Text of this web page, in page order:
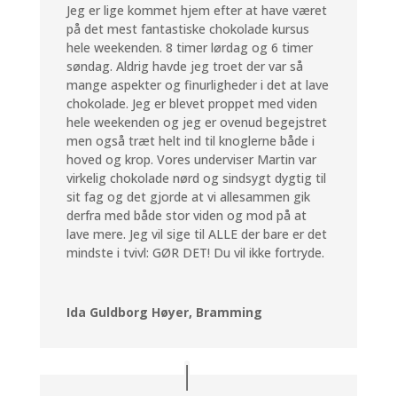
Jeg er lige kommet hjem efter at have været
på det mest fantastiske chokolade kursus
hele weekenden. 8 timer lørdag og 6 timer
søndag. Aldrig havde jeg troet der var så
mange aspekter og finurligheder i det at lave
chokolade. Jeg er blevet proppet med viden
hele weekenden og jeg er ovenud begejstret
men også træt helt ind til knoglerne både i
hoved og krop. Vores underviser Martin var
virkelig chokolade nørd og sindsygt dygtig til
sit fag og det gjorde at vi allesammen gik
derfra med både stor viden og mod på at
lave mere. Jeg vil sige til ALLE der bare er det
mindste i tvivl: GØR DET! Du vil ikke fortryde.
Ida Guldborg Høyer, Bramming